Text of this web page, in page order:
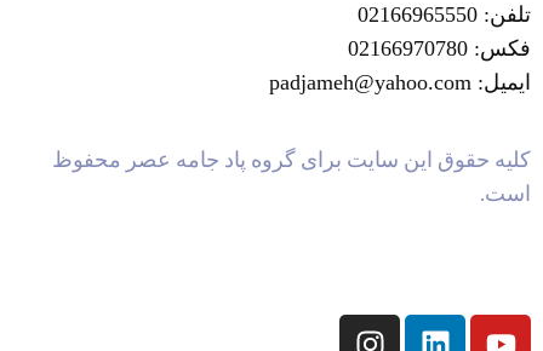
تلفن: 02166965550
فکس: 02166970780
ایمیل: padjameh@yahoo.com
کلیه حقوق این سایت برای گروه پاد جامه عصر محفوظ
است.